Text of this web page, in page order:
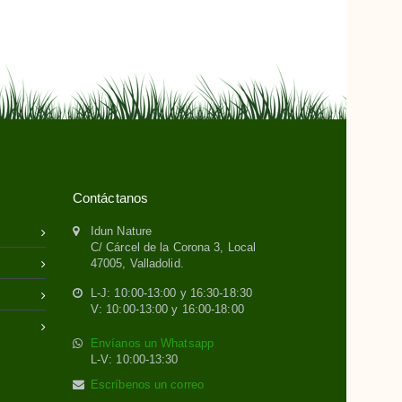
Contáctanos
Idun Nature
C/ Cárcel de la Corona 3, Local
47005, Valladolid.
L-J: 10:00-13:00 y 16:30-18:30
V: 10:00-13:00 y 16:00-18:00
Envíanos un Whatsapp
L-V: 10:00-13:30
Escríbenos un correo